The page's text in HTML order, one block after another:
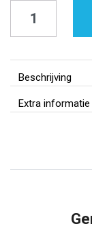
kraan
Beschrijving
Extra informatie